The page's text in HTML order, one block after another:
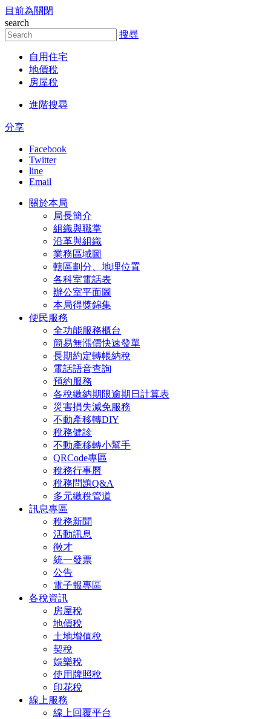
跳到主要內容區塊
目前為關閉
search
搜尋
自用住宅
地價稅
房屋稅
進階搜尋
分享
Facebook
Twitter
line
Email
關於本局
局長簡介
組織與職掌
沿革與組織
業務區域圖
轄區劃分、地理位置
各科室電話表
辦公室平面圖
本局得獎錦集
便民服務
全功能服務櫃台
簡易無漲價快速發單
長期約定轉帳納稅
電話語音查詢
預約服務
各稅繳納期限逾期日計算表
災害損失減免服務
不動產移轉DIY
稅務健診
不動產移轉小幫手
QRCode專區
稅務行事曆
稅務問題Q&A
多元繳稅管道
訊息專區
稅務新聞
活動訊息
徵才
統一發票
公告
電子報專區
各稅資訊
房屋稅
地價稅
土地增值稅
契稅
娛樂稅
使用牌照稅
印花稅
線上服務
線上回覆平台